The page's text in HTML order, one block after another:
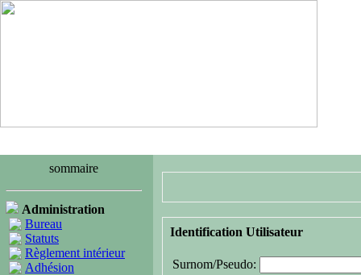
sommaire
Administration
Bureau
Statuts
Règlement intérieur
Adhésion
Identification Utilisateur
Surnom/Pseudo: